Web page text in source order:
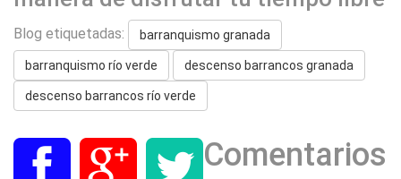
Blog etiquetadas: barranquismo granada
barranquismo río verde descenso barrancos granada
descenso barrancos río verde
Comentarios